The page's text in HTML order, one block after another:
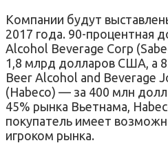
Компании будут
2017 года. 90-процентная
Alcohol Beverage Corp
1,8 млрд долларов США, а
Beer Alcohol and Beverage
(Habeco) — за 400 млн
45% рынка Вьетнама,
покупатель имеет
игроком рынка.